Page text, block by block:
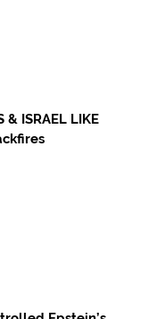
& ISRAEL LIKE